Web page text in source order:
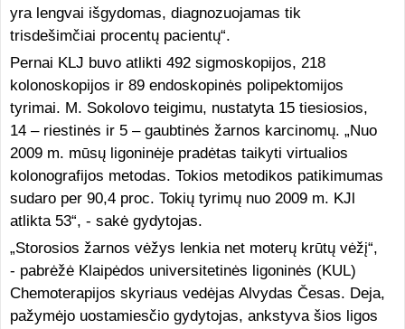
yra lengvai išgydomas, diagnozuojamas tik
trisdešimčiai procentų pacientų“.
Pernai KLJ buvo atlikti 492 sigmoskopijos, 218
kolonoskopijos ir 89 endoskopinės polipektomijos
tyrimai. M. Sokolovo teigimu, nustatyta 15 tiesiosios,
14 – riestinės ir 5 – gaubtinės žarnos karcinomų. „Nuo
2009 m. mūsų ligoninėje pradėtas taikyti virtualios
kolonografijos metodas. Tokios metodikos patikimumas
sudaro per 90,4 proc. Tokių tyrimų nuo 2009 m. KJl
atlikta 53“, - sakė gydytojas.
„Storosios žarnos vėžys lenkia net moterų krūtų vėžį“,
- pabrėžė Klaipėdos universitetinės ligoninės (KUL)
Chemoterapijos skyriaus vedėjas Alvydas Česas. Deja,
pažymėjo uostamiesčio gydytojas, ankstyva šios ligos